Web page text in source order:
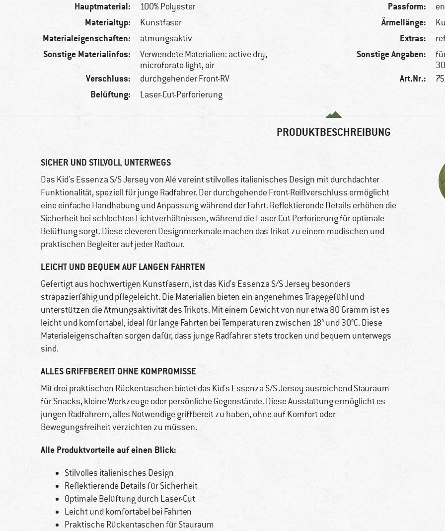
Hauptmaterial: 100% Polyester
Materialtyp: Kunstfaser
Materialeigenschaften: atmungsaktiv
Sonstige Materialinfos:
Verwendete Materialien: active dry,
microforato light, air
Verschluss: durchgehender Front-RV
Belüftung: Laser-Cut-Perforierung
Passform:
Ärmellänge:
Extras:
Sonstige Angaben:
Art.Nr.:
PRODUKTBESCHREIBUNG
SICHER UND STILVOLL UNTERWEGS
Das Kid's Essenza S/S Jersey von Alé vereint stilvolles italienisches Design mit durchdachter
Funktionalität, speziell für junge Radfahrer. Der durchgehende Front-Reißverschluss ermöglicht
eine einfache Handhabung und Anpassung während der Fahrt. Reflektierende Details erhöhen die
Sicherheit bei schlechten Lichtverhältnissen, während die Laser-Cut-Perforierung für optimale
Belüftung sorgt. Diese cleveren Designmerkmale machen das Trikot zu einem modischen und
praktischen Begleiter auf jeder Radtour.
LEICHT UND BEQUEM AUF LANGEN FAHRTEN
Gefertigt aus hochwertigen Kunstfasern, ist das Kid's Essenza S/S Jersey besonders
strapazierfähig und pflegeleicht. Die Materialien bieten ein angenehmes Tragegefühl und
unterstützen die Atmungsaktivität des Trikots. Mit einem Gewicht von nur etwa 80 Gramm ist es
leicht und komfortabel, ideal für lange Fahrten bei Temperaturen zwischen 18° und 30°C. Diese
Materialeigenschaften sorgen dafür, dass junge Radfahrer stets trocken und bequem unterwegs
sind.
ALLES GRIFFBEREIT OHNE KOMPROMISSE
Mit drei praktischen Rückentaschen bietet das Kid's Essenza S/S Jersey ausreichend Stauraum
für Snacks, kleine Werkzeuge oder persönliche Gegenstände. Diese Ausstattung ermöglicht es
jungen Radfahrern, alles Notwendige griffbereit zu haben, ohne auf Komfort oder
Bewegungsfreiheit verzichten zu müssen.
Alle Produktvorteile auf einen Blick:
Stilvolles italienisches Design
Reflektierende Details für Sicherheit
Optimale Belüftung durch Laser-Cut
Leicht und komfortabel bei Fahrten
Praktische Rückentaschen für Stauraum